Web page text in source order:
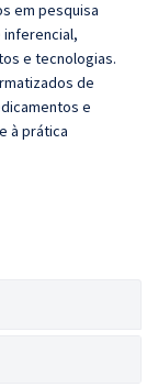
em pesquisa
e tecnologias.
de
e
à prática